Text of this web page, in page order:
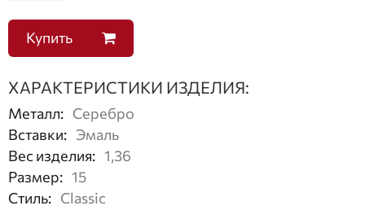
Купить
ХАРАКТЕРИСТИКИ ИЗДЕЛИЯ:
Металл: Серебро
Вставки: Эмаль
Вес изделия: 1,36
Размер: 15
Стиль: Classic